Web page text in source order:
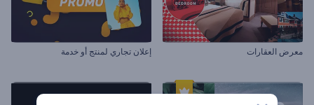
معرض العقارات إعلان تجاري لمنتج أو خدمة